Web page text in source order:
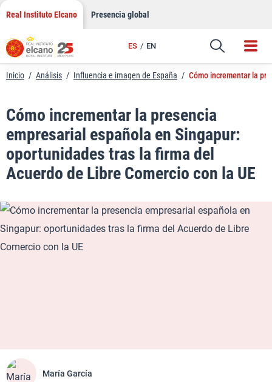
Saltar
contenido
Real Instituto Elcano Presencia global
ES EN
Enlace
Inicio / Análisis / Influencia e imagen de España / Cómo incrementar la
Cómo incrementar la presencia
empresarial española en Singapur:
oportunidades tras la firma del
Acuerdo de Libre Comercio con la UE
María García